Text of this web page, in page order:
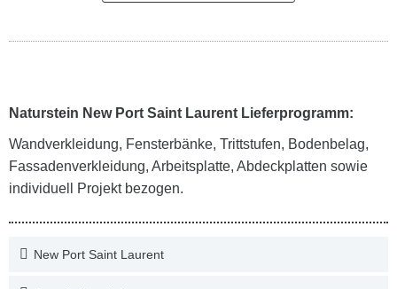
Naturstein New Port Saint Laurent Lieferprogramm:
Wandverkleidung, Fensterbänke, Trittstufen, Bodenbelag,
Fassadenverkleidung, Arbeitsplatte, Abdeckplatten sowie
individuell Projekt bezogen.
New Port Saint Laurent